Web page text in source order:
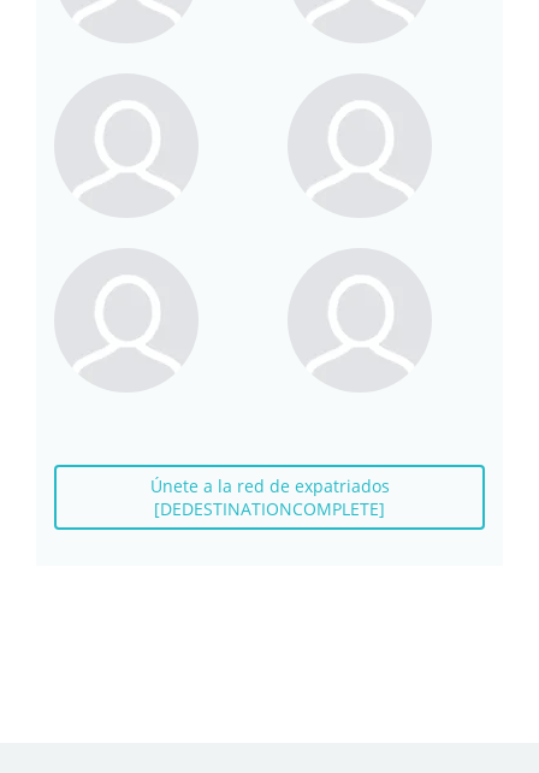
Únete a la red de expatriados
[DEDESTINATIONCOMPLETE]